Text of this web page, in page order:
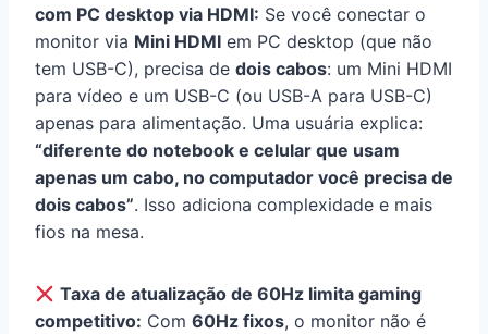
com PC desktop via HDMI: Se você conectar o
monitor via Mini HDMI em PC desktop (que não
tem USB-C), precisa de dois cabos: um Mini HDMI
para vídeo e um USB-C (ou USB-A para USB-C)
apenas para alimentação. Uma usuária explica:
“diferente do notebook e celular que usam
apenas um cabo, no computador você precisa de
dois cabos”. Isso adiciona complexidade e mais
fios na mesa.
Taxa de atualização de 60Hz limita gaming
competitivo: Com 60Hz fixos, o monitor não é